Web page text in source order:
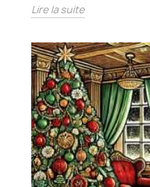
Lire la suite